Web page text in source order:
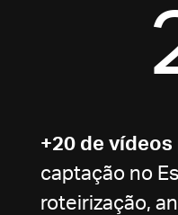
+20 de
captação no
roteirização,